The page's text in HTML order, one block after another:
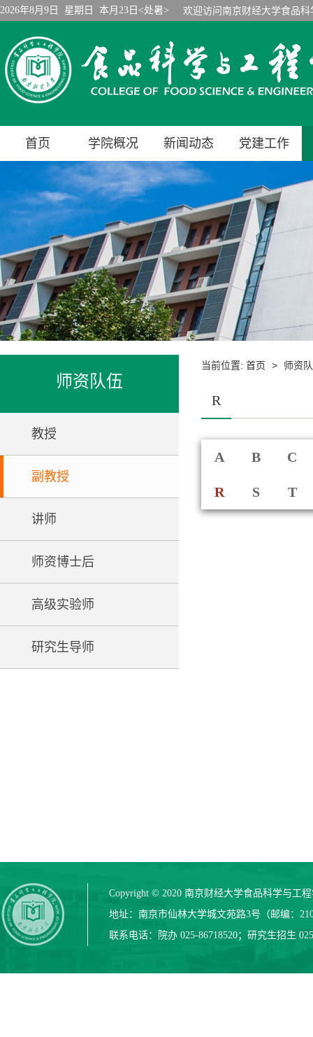
2026年8月9日 星期日 本月23日<处暑> 欢迎访问南京财经大学食品
首页 学院概况 新闻动态 党建工作
师资队伍
教授
副教授
讲师
师资博士后
高级实验师
研究生导师
当前位置: 首页 > 师资
R
A B C
R S T
Copyright © 2020 南京财经大学食品科学与工
地址：南京市仙林大学城文苑路3号（邮编：
联系电话：院办 025-86718520；研究生招生